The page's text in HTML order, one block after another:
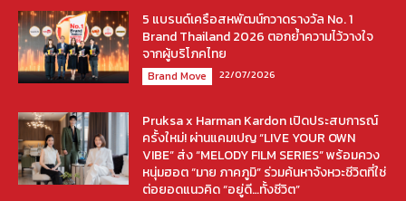
5 แบรนด์เครือสหพัฒน์กวาดรางวัล No. 1
Brand Thailand 2026 ตอกย้ำความไว้วางใจ
จากผู้บริโภคไทย
Brand Move 22/07/2026
Pruksa x Harman Kardon เปิดประสบการณ์
ครั้งใหม่! ผ่านแคมเปญ “LIVE YOUR OWN
VIBE” ส่ง “MELODY FILM SERIES” พร้อมควง
หนุ่มฮอต “มาย ภาคภูมิ” ร่วมค้นหาจังหวะชีวิตที่ใช่
ต่อยอดแนวคิด “อยู่ดี…ทั้งชีวิต”